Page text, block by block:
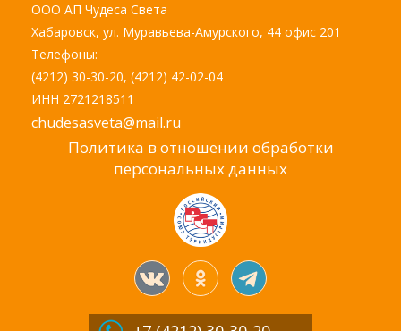
ООО АП Чудеса Света
Хабаровск, ул. Муравьева-Амурского, 44 офис 201
Телефоны:
(4212) 30-30-20, (4212) 42-02-04
ИНН 2721218511
chudesasveta@mail.ru
Политика в отношении обработки
персональных данных